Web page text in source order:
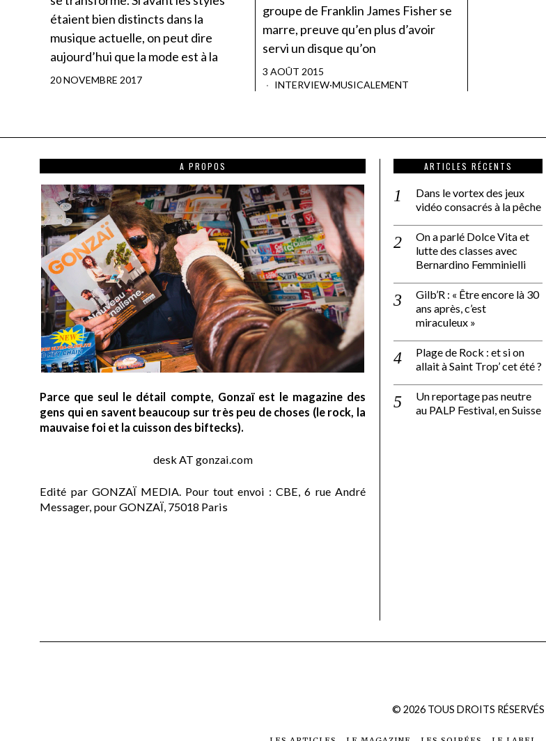
étaient bien distincts dans la
musique actuelle, on peut dire
aujourd’hui que la mode est à la
20 NOVEMBRE 2017
groupe de Franklin James Fisher se
marre, preuve qu’en plus d’avoir
servi un disque qu’on
3 AOÛT 2015
INTERVIEW·MUSICALEMENT
A PROPOS
Parce que seul le détail compte, Gonzaï est le magazine des
gens qui en savent beaucoup sur très peu de choses (le rock, la
mauvaise foi et la cuisson des biftecks).
desk AT gonzai.com
Edité par GONZAÏ MEDIA. Pour tout envoi : CBE, 6 rue André
Messager, pour GONZAÏ, 75018 Paris
ARTICLES RÉCENTS
Dans le vortex des jeux
vidéo consacrés à la pêche
On a parlé Dolce Vita et
lutte des classes avec
Bernardino Femminielli
Gilb’R : « Être encore là 30
ans après, c’est
miraculeux »
Plage de Rock : et si on
allait à Saint Trop’ cet été ?
Un reportage pas neutre
au PALP Festival, en Suisse
© 2026TOUS DROITS RÉSERVÉS